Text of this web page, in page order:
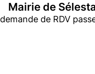
Mairie de
demande de RDV